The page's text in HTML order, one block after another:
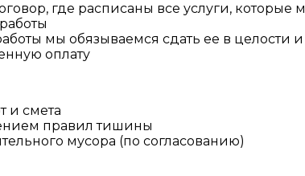
где расписаны все услуги,
мы обязываемся сдать ее в целости
оплату
и смета
правил тишины
мусора (по согласованию)